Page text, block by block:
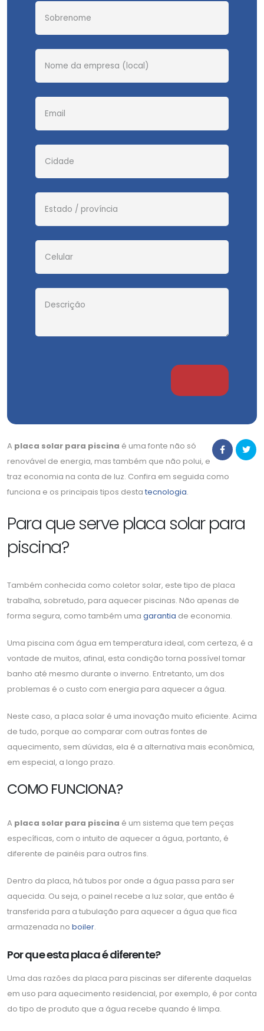
A placa solar para piscina é uma fonte não só
renovável de energia, mas também que não polui, e
traz economia na conta de luz. Confira em seguida como
funciona e os principais tipos desta tecnologia.
Para que serve placa solar para
piscina?
Também conhecida como coletor solar, este tipo de placa
trabalha, sobretudo, para aquecer piscinas. Não apenas de
forma segura, como também uma garantia de economia.
Uma piscina com água em temperatura ideal, com certeza, é a
vontade de muitos, afinal, esta condição torna possível tomar
banho até mesmo durante o inverno. Entretanto, um dos
problemas é o custo com energia para aquecer a água.
Neste caso, a placa solar é uma inovação muito eficiente. Acima
de tudo, porque ao comparar com outras fontes de
aquecimento, sem dúvidas, ela é a alternativa mais econômica,
em especial, a longo prazo.
COMO FUNCIONA?
A placa solar para piscina é um sistema que tem peças
específicas, com o intuito de aquecer a água, portanto, é
diferente de painéis para outros fins.
Dentro da placa, há tubos por onde a água passa para ser
aquecida. Ou seja, o painel recebe a luz solar, que então é
transferida para a tubulação para aquecer a água que fica
armazenada no boiler.
Por que esta placa é diferente?
Uma das razões da placa para piscinas ser diferente daquelas
em uso para aquecimento residencial, por exemplo, é por conta
do tipo de produto que a água recebe quando é limpa.